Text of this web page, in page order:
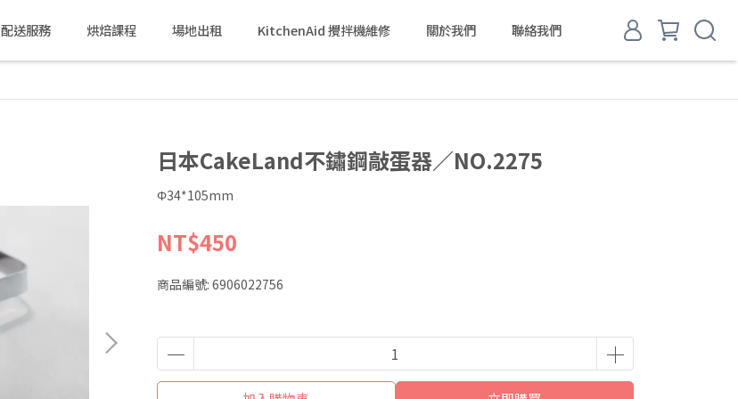
配送服務 烘焙課程 場地出租 KitchenAid 攪拌機維修 關於我們 聯絡我們
日本CakeLand不鏽鋼敲蛋器／NO.2275
Φ34*105mm
NT$450
商品編號: 6906022756